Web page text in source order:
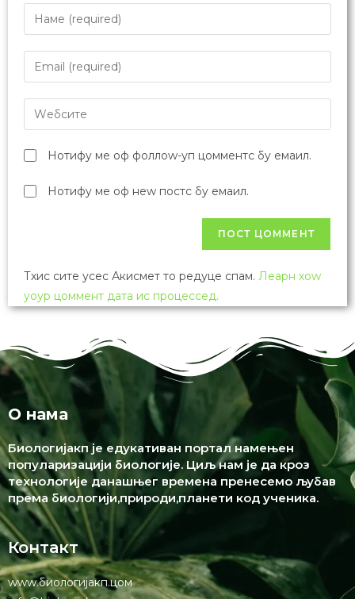
Нотифy ме оф фоллоw-уп цомментс бy емаил.
Нотифy ме оф неw постс бy емаил.
Тхис сите усес Акисмет то редуце спам. Леарн хоw
yоур цоммент дата ис процессед.
О нама
Биологијакп је едукативан портал намењен
популаризацији биологије. Циљ нам је да кроз
технологије данашњег времена пренесемо љубав
према биологији,природи,планети код ученика.
Контакт
www.биологијакп.цом